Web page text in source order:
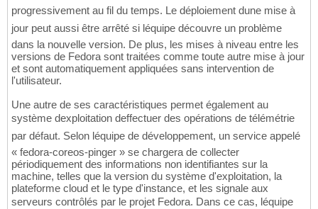
progressivement au fil du temps. Le déploiement dune mise à
jour peut aussi être arrêté si léquipe découvre un problème
dans la nouvelle version. De plus, les mises à niveau entre les
versions de Fedora sont traitées comme toute autre mise à jour
et sont automatiquement appliquées sans intervention de
l'utilisateur.
Une autre de ses caractéristiques permet également au
système dexploitation deffectuer des opérations de télémétrie
par défaut. Selon léquipe de développement, un service appelé
« fedora-coreos-pinger » se chargera de collecter
périodiquement des informations non identifiantes sur la
machine, telles que la version du système d'exploitation, la
plateforme cloud et le type d'instance, et les signale aux
serveurs contrôlés par le projet Fedora. Dans ce cas, léquipe